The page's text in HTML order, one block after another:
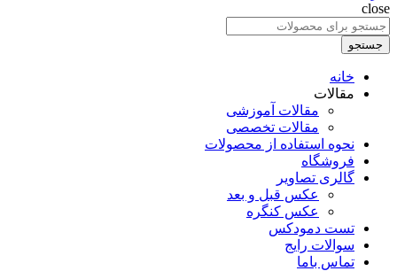
close
جستجو
برای
:
جستجو
خانه
مقالات
مقالات آموزشی
مقالات تخصصی
نحوه استفاده از محصولات
فروشگاه
گالری تصاویر
عکس قبل و بعد
عکس کنگره
تست دمودکس
سوالات رایج
تماس باما